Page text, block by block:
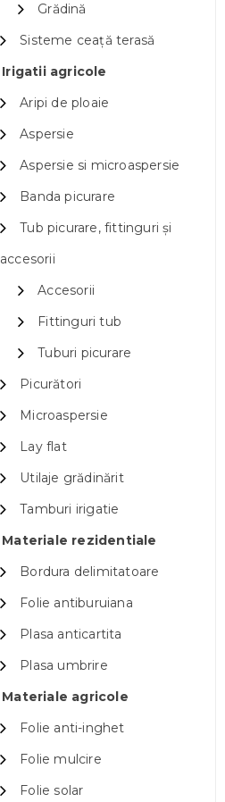
Grădină
Sisteme ceață terasă
Irigatii agricole
Aripi de ploaie
Aspersie
Aspersie si microaspersie
Banda picurare
Tub picurare, fittinguri și
accesorii
Accesorii
Fittinguri tub
Tuburi picurare
Picurători
Microaspersie
Lay flat
Utilaje grădinărit
Tamburi irigatie
Materiale rezidentiale
Bordura delimitatoare
Folie antiburuiana
Plasa anticartita
Plasa umbrire
Materiale agricole
Folie anti-inghet
Folie mulcire
Folie solar